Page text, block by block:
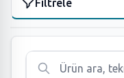
Filtrele
Tümü